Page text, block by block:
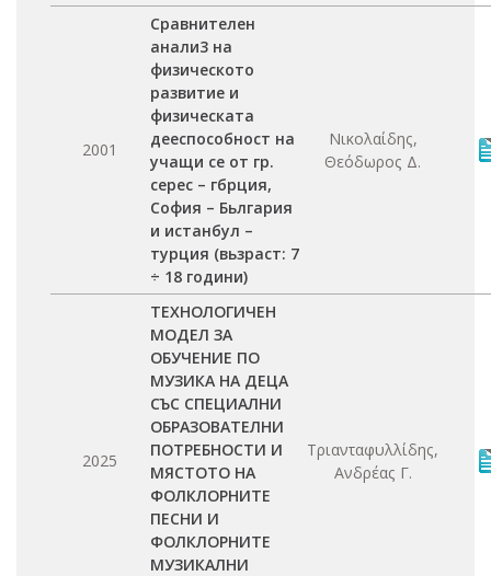
2001
Сравнителен
анали3 на
физическото
развитие и
физическата
дееспособност на
учащи се от гр.
серес – гбрция,
София – Бьлгария
и истанбул –
турция (вьзраст: 7
÷ 18 години)
Νικολαίδης,
Θεόδωρος Δ.
2025
ТЕХНОЛОГИЧЕН
МОДЕЛ ЗА
ОБУЧЕНИЕ ПО
МУЗИКА НА ДЕЦА
СЪС СПЕЦИАЛНИ
ОБРАЗОВАТЕЛНИ
ПОТРЕБНОСТИ И
МЯСТОТО НА
ФОЛКЛОРНИТЕ
ПЕСНИ И
ФОЛКЛОРНИТЕ
МУЗИКАЛНИ
Τριανταφυλλίδης,
Ανδρέας Γ.